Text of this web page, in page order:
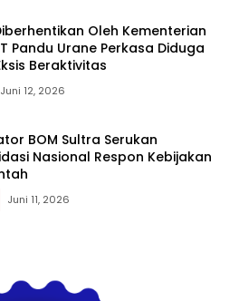
Oleh Kementerian
Pandu Urane Perkasa Diduga
Beraktivitas
Juni 12, 2026
BOM Sultra Serukan
Nasional Respon Kebijakan
Juni 11, 2026